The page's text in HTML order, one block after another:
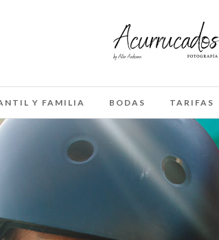
Y FAMILIA BODAS TARIFAS